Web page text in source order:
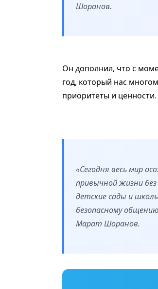
Шоранов.
Он дополнил, что с
год, который нас
приоритеты и ценности.
«Сегодня весь мир
привычной жизни
детские сады и
безопасному
Марат Шоранов.